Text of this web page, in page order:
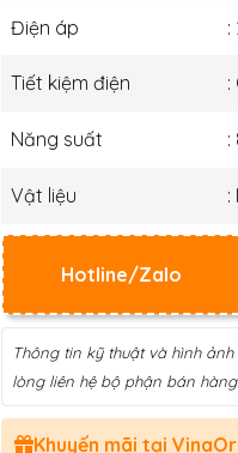
Điện áp :
Tiết kiệm điện :
Năng suất :
Vật liệu :
Hotline/Zalo
Thông tin kỹ thuật và hình
lòng liên hệ bộ phận bán
Khuyến mãi tại